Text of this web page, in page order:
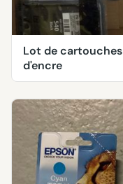
Lot de cartouches
d'encre